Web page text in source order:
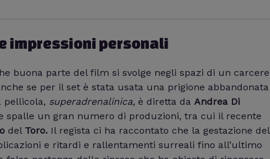
impressioni personali
buona parte del film si svolge negli spazi di un carcere
se per il set è stata usata una prigione abbandonata
pellicola, superadrenalinica, è diretta da Andrea Di
spalle un gran numero di produzioni, tra cui il recente
del Toro. Il regista ci ha raccontato che la gestazione del
e ritardi e rallentamenti surreali fino all’ultimo